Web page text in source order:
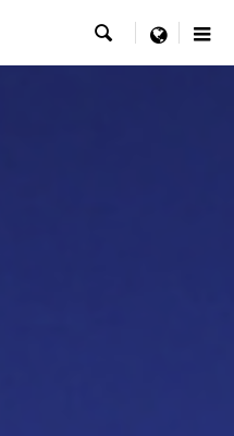
 menu